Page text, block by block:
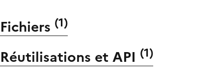
Fichiers (1)
Réutilisations et API (1)